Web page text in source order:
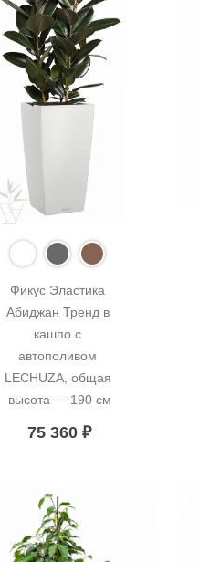
Фикус Эластика
Абиджан Тренд в
кашпо с
автополивом
LECHUZA, общая
высота — 190 см
75 360₽